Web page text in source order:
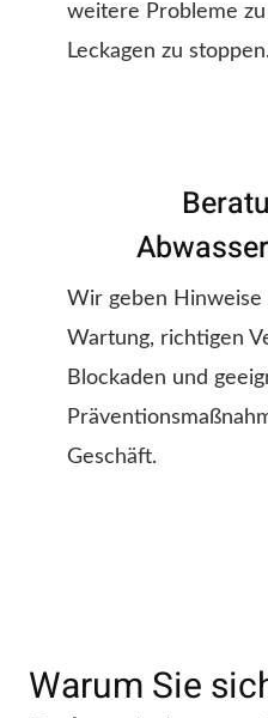
weitere Probleme
Leckagen zu
Wir geben Hinweise
Wartung, richtigen
Blockaden und
Geschäft.
Warum Sie